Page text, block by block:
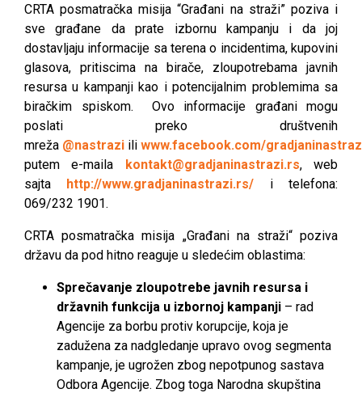
CRTA posmatračka misija “Građani na straži” poziva i
sve građane da prate izbornu kampanju i da joj
dostavljaju informacije sa terena o incidentima, kupovini
glasova, pritiscima na birače, zloupotrebama javnih
resursa u kampanji kao i potencijalnim problemima sa
biračkim spiskom. Ovo informacije građani mogu
poslati preko društvenih
mreža @nastrazi ili www.facebook.com/
putem e-maila kontakt@gradjaninastrazi.rs, web
sajta http://www.gradjaninastrazi.rs/ i telefona:
069/232 1901.
CRTA posmatračka misija „Građani na straži“ poziva
državu da pod hitno reaguje u sledećim oblastima:
Sprečavanje zloupotrebe javnih resursa i
državnih funkcija u izbornoj kampanji – rad
Agencije za borbu protiv korupcije, koja je
zadužena za nadgledanje upravo ovog segmenta
kampanje, je ugrožen zbog nepotpunog sastava
Odbora Agencije. Zbog toga Narodna skupština